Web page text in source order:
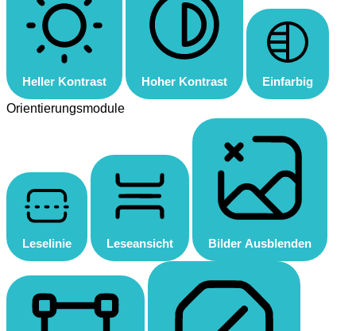
Heller Kontrast Hoher Kontrast Einfarbig
Orientierungsmodule
Leselinie Leseansicht Bilder Ausblenden